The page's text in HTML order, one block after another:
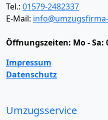
Tel.: 01579-2482337
E-Mail:
Öffnungszeiten: Mo - Sa:
Impressum
Datenschutz
Umzugsservice